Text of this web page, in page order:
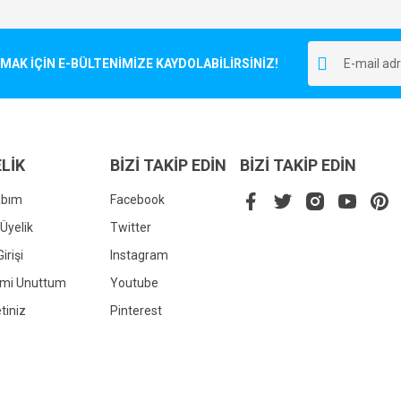
İÇİN E-BÜLTENİMİZE KAYDOLABİLİRSİNİZ!
Unuttum
BİZİ TAKİP EDİN
Facebook
Twitter
Instagram
Youtube
Pinterest
BİZİ TAKİP EDİN